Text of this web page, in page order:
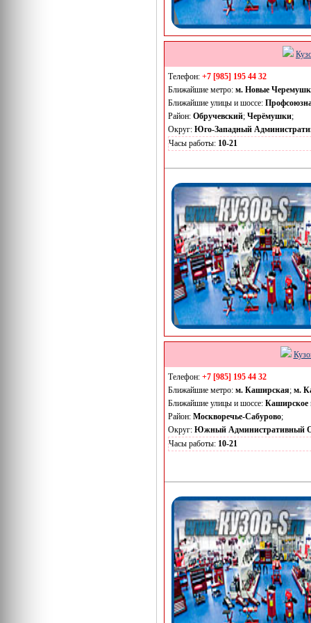
Телефон: +7 [985] 195 44 32
Ближайшие метро: м. Новые
Ближайшие улицы и шоссе:
Район: Обручевский; Черёмушки;
Округ: Юго-Западный
Часы работы: 10-21
Телефон: +7 [985] 195 44 32
Ближайшие метро: м. Каширская; м.
Ближайшие улицы и шоссе: Каширское
Район: Москворечье-Сабурово;
Округ: Южный Административный
Часы работы: 10-21